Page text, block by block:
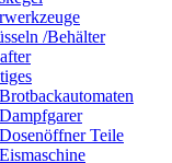
/Behälter
Teile